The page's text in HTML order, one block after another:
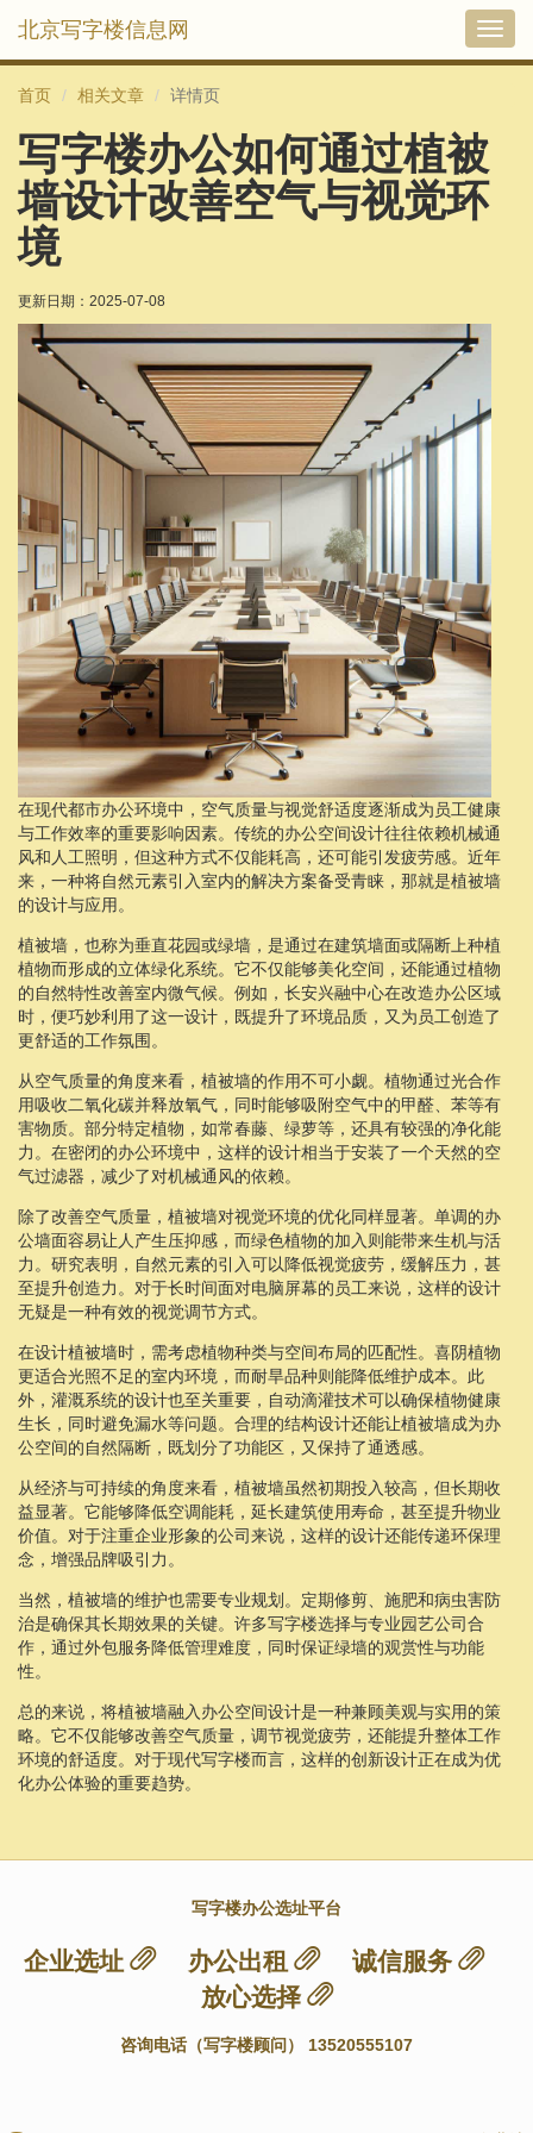
切
北京写字楼信息网
首页 相关文章 详情页
写字楼办公如何通过植被
墙设计改善空气与视觉环
境
更新日期： 2025-07-08
在现代都市办公环境中，空气质量与视觉舒适度逐渐成为员工健康
与工作效率的重要影响因素。传统的办公空间设计往往依赖机械通
风和人工照明，但这种方式不仅能耗高，还可能引发疲劳感。近年
来，一种将自然元素引入室内的解决方案备受青睐，那就是植被墙
的设计与应用。
植被墙，也称为垂直花园或绿墙，是通过在建筑墙面或隔断上种植
植物而形成的立体绿化系统。它不仅能够美化空间，还能通过植物
的自然特性改善室内微气候。例如，长安兴融中心在改造办公区域
时，便巧妙利用了这一设计，既提升了环境品质，又为员工创造了
更舒适的工作氛围。
从空气质量的角度来看，植被墙的作用不可小觑。植物通过光合作
用吸收二氧化碳并释放氧气，同时能够吸附空气中的甲醛、苯等有
害物质。部分特定植物，如常春藤、绿萝等，还具有较强的净化能
力。在密闭的办公环境中，这样的设计相当于安装了一个天然的空
气过滤器，减少了对机械通风的依赖。
除了改善空气质量，植被墙对视觉环境的优化同样显著。单调的办
公墙面容易让人产生压抑感，而绿色植物的加入则能带来生机与活
力。研究表明，自然元素的引入可以降低视觉疲劳，缓解压力，甚
至提升创造力。对于长时间面对电脑屏幕的员工来说，这样的设计
无疑是一种有效的视觉调节方式。
在设计植被墙时，需考虑植物种类与空间布局的匹配性。喜阴植物
更适合光照不足的室内环境，而耐旱品种则能降低维护成本。此
外，灌溉系统的设计也至关重要，自动滴灌技术可以确保植物健康
生长，同时避免漏水等问题。合理的结构设计还能让植被墙成为办
公空间的自然隔断，既划分了功能区，又保持了通透感。
从经济与可持续的角度来看，植被墙虽然初期投入较高，但长期收
益显著。它能够降低空调能耗，延长建筑使用寿命，甚至提升物业
价值。对于注重企业形象的公司来说，这样的设计还能传递环保理
念，增强品牌吸引力。
当然，植被墙的维护也需要专业规划。定期修剪、施肥和病虫害防
治是确保其长期效果的关键。许多写字楼选择与专业园艺公司合
作，通过外包服务降低管理难度，同时保证绿墙的观赏性与功能
性。
总的来说，将植被墙融入办公空间设计是一种兼顾美观与实用的策
略。它不仅能够改善空气质量，调节视觉疲劳，还能提升整体工作
环境的舒适度。对于现代写字楼而言，这样的创新设计正在成为优
化办公体验的重要趋势。
写字楼办公选址平台
企业选址 办公出租
诚信服务
放心选择
咨询电话（写字楼顾问） 13520555107